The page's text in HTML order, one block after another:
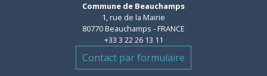
Commune de Beauchamps
1, rue de la Mairie
80770 Beauchamps - FRANCE
+33 3 22 26 13 11
Contact par formulaire